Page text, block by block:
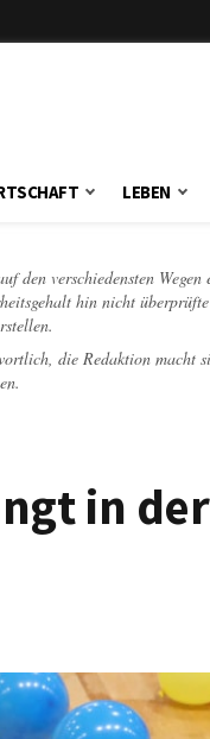
LEBEN
den verschiedensten
hin nicht
die Redaktion macht
in